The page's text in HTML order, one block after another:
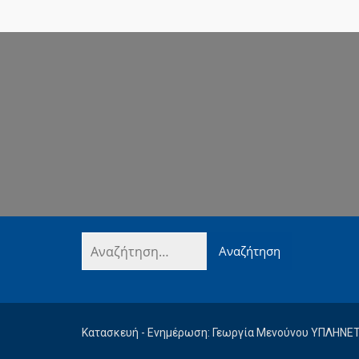
Κατασκευή - Ενημέρωση: Γεωργία Μενούνου